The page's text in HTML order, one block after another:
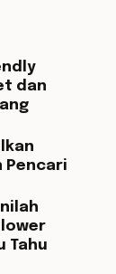
dan
Pencari
Tahu